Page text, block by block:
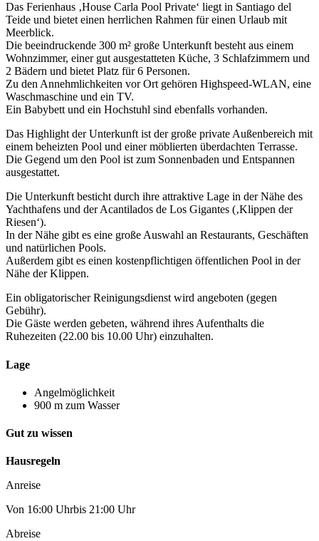
Das Ferienhaus ‚House Carla Pool Private‘ liegt in Santiago del
Teide und bietet einen herrlichen Rahmen für einen Urlaub mit
Meerblick.
Die beeindruckende 300 m² große Unterkunft besteht aus einem
Wohnzimmer, einer gut ausgestatteten Küche, 3 Schlafzimmern und
2 Bädern und bietet Platz für 6 Personen.
Zu den Annehmlichkeiten vor Ort gehören Highspeed-WLAN, eine
Waschmaschine und ein TV.
Ein Babybett und ein Hochstuhl sind ebenfalls vorhanden.
Das Highlight der Unterkunft ist der große private Außenbereich mit
einem beheizten Pool und einer möblierten überdachten Terrasse.
Die Gegend um den Pool ist zum Sonnenbaden und Entspannen
ausgestattet.
Die Unterkunft besticht durch ihre attraktive Lage in der Nähe des
Yachthafens und der Acantilados de Los Gigantes (‚Klippen der
Riesen‘).
In der Nähe gibt es eine große Auswahl an Restaurants, Geschäften
und natürlichen Pools.
Außerdem gibt es einen kostenpflichtigen öffentlichen Pool in der
Nähe der Klippen.
Ein obligatorischer Reinigungsdienst wird angeboten (gegen
Gebühr).
Die Gäste werden gebeten, während ihres Aufenthalts die
Ruhezeiten (22.00 bis 10.00 Uhr) einzuhalten.
Lage
Angelmöglichkeit
900 m zum Wasser
Gut zu wissen
Hausregeln
Anreise
Von 16:00 Uhrbis 21:00 Uhr
Abreise